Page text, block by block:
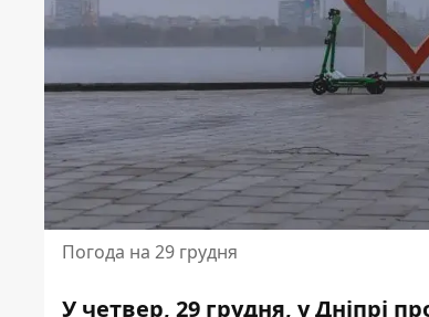
Погода на 29 грудня
У четвер, 29 грудня, у Дніпрі